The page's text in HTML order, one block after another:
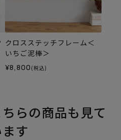
クロスステッチフレーム＜
いちご泥棒＞
¥8,800 (税込)
らの商品も見て
す